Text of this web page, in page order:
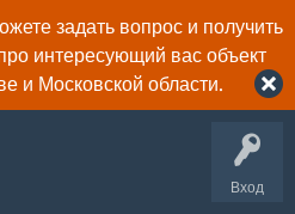
задать вопрос и получить
интересующий вас объект
и Московской области.
Вход